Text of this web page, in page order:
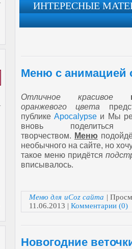
ИНТЕРЕСНЫЕ
Меню с анимацией
Отличное красивое
оранжевого цвета
публикеApocalypse и Мы
вновь поделиться
творчеством. Меню
необычного на сайте, но
такое меню придётся
вписывалось.
Меню для uCoz сайта |
11.06.2013 | Комментарии (0)
Новогодние